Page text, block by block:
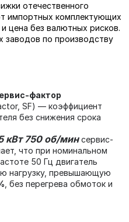
отечественного
импортных комплектующих
цена без валютных рисков.
заводов по производству
фактор
SF) — коэффициент
без снижения срока
750 об/минсервис-
что при номинальном
50 Гц двигатель
нагрузку, превышающую
, без перегрева обмоток и